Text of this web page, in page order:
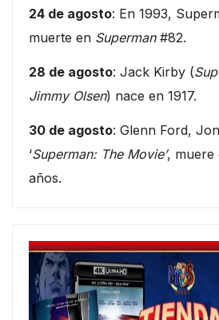
24 de agosto: En 1993,
muerte en Superman#82.
28 de agosto: Jack Kirby (
Jimmy Olsen) nace en 1917.
30 de agosto: Glenn Ford,
‘Superman: The Movie’, muere
años.